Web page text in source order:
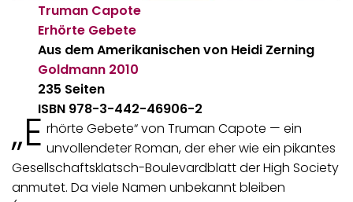
Truman Capote
Erhörte Gebete
Aus dem Amerikanischen von Heidi Zerning
Goldmann 2010
235 Seiten
ISBN 978-3-442-46906-2
„E rhörte Gebete“ von Truman Capote — ein
unvollendeter Roman, der eher wie ein pikantes
Gesellschaftsklatsch-Boulevardblatt der High Society
anmutet. Da viele Namen unbekannt bleiben